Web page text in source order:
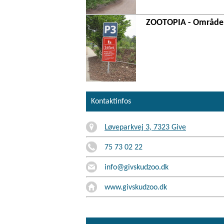
ZOOTOPIA -
Kontaktinfos
Løveparkvej 3, 7323 Give
75 73 02 22
info@givskudzoo.dk
www.givskudzoo.dk